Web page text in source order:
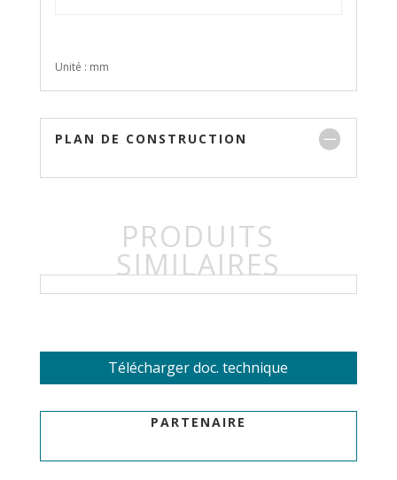
Unité : mm
PLAN DE CONSTRUCTION
PRODUITS
SIMILAIRES
Télécharger doc. technique
PARTENAIRE